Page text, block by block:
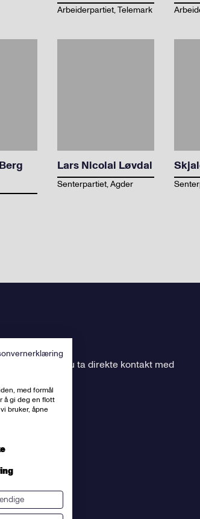
Arbeiderpartiet, Telemark
Lars Nicolai Løvdal
Senterpartiet, Agder
, kan du ta direkte kontakt med
med formål
å gi deg en flott
bruker, åpne